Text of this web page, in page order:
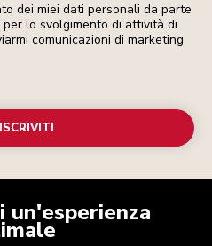
dei miei dati personali da parte
per lo svolgimento di attività di
comunicazioni di marketing
ISCRIVITI